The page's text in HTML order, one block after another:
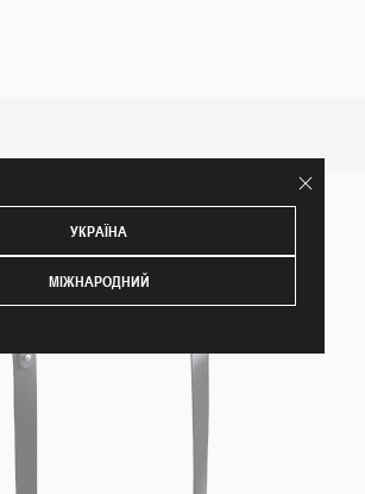
УКРАЇНА
МІЖНАРОДНИЙ